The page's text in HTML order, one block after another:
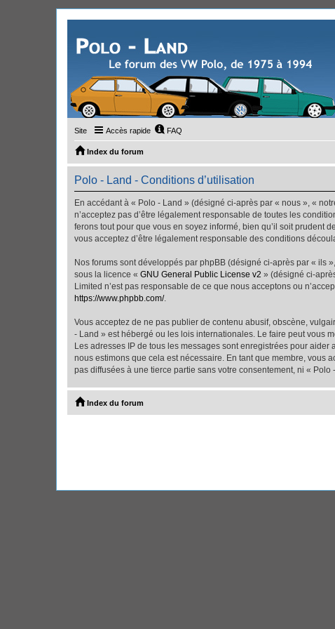
Site Accès rapide FAQ
Index du forum
Polo - Land - Conditions d’utilisation
En accédant à « Polo - Land » (désigné ci-après par « nous », «
n’acceptez pas d’être légalement responsable de toutes les
ferons tout pour que vous en soyez informé, bien qu’il soit prudent
vous acceptez d’être légalement responsable des conditions
Nos forums sont développés par phpBB (désigné ci-après par « ils
sous la licence « GNU General Public License v2 » (désigné ci-
Limited n’est pas responsable de ce que nous acceptons ou
https://www.phpbb.com/.
Vous acceptez de ne pas publier de contenu abusif, obscène,
- Land » est hébergé ou les lois internationales. Le faire peut vous
Les adresses IP de tous les messages sont enregistrées pour
nous estimons que cela est nécessaire. En tant que membre, vous
pas diffusées à une tierce partie sans votre consentement, ni «
Index du forum